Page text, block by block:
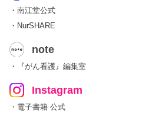
・南江堂公式
・NurSHARE
note
・『がん看護』編集室
Instagram
・電子書籍 公式